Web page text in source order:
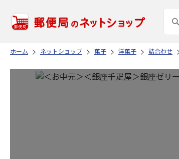
ホーム ネットショップ 菓子 洋菓子 詰合わせ